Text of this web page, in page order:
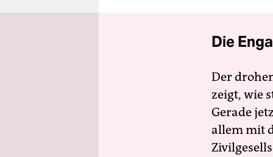
Die
Der
zeigt, wie
Gerade
allem mit